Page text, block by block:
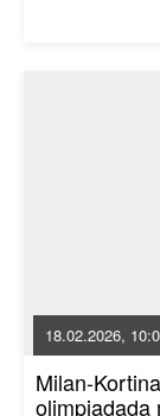
18.02.2026,
Milan-
olimpiadada